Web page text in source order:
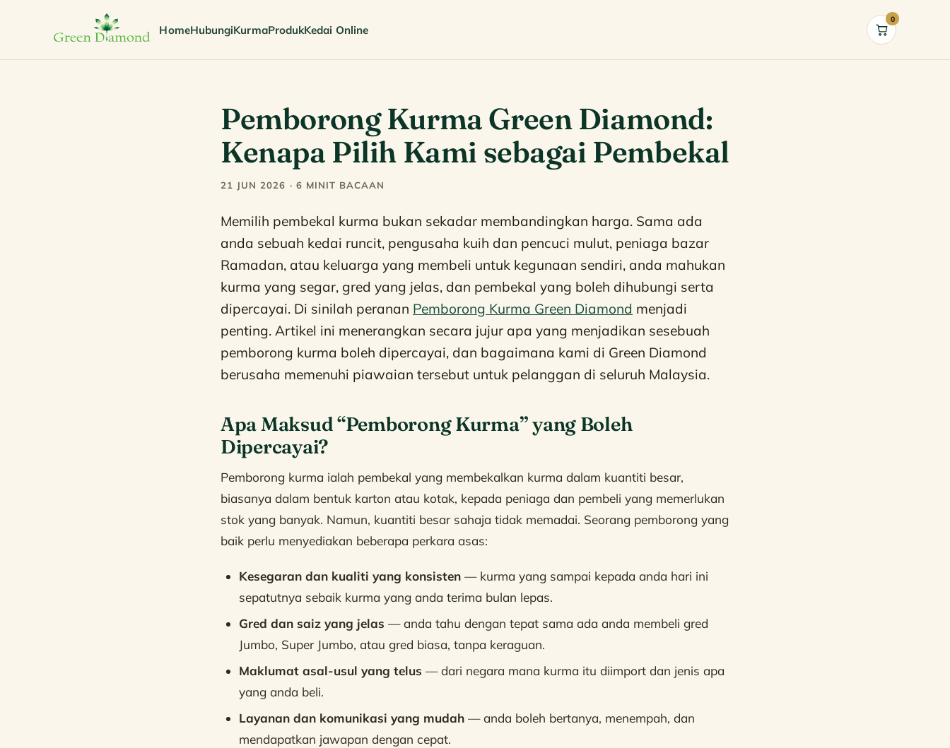
HomeHubungiKurmaProdukKedai Online
Cart
0
Pemborong Kurma Green Diamond:
Kenapa Pilih Kami sebagai Pembekal
21 JUN 2026 · 6 MINIT BACAAN
Memilih pembekal kurma bukan sekadar membandingkan harga. Sama ada
anda sebuah kedai runcit, pengusaha kuih dan pencuci mulut, peniaga bazar
Ramadan, atau keluarga yang membeli untuk kegunaan sendiri, anda mahukan
kurma yang segar, gred yang jelas, dan pembekal yang boleh dihubungi serta
dipercayai. Di sinilah peranan Pemborong Kurma Green Diamond menjadi
penting. Artikel ini menerangkan secara jujur apa yang menjadikan sesebuah
pemborong kurma boleh dipercayai, dan bagaimana kami di Green Diamond
berusaha memenuhi piawaian tersebut untuk pelanggan di seluruh Malaysia.
Apa Maksud “Pemborong Kurma” yang Boleh
Dipercayai?
Pemborong kurma ialah pembekal yang membekalkan kurma dalam kuantiti besar,
biasanya dalam bentuk karton atau kotak, kepada peniaga dan pembeli yang memerlukan
stok yang banyak. Namun, kuantiti besar sahaja tidak memadai. Seorang pemborong yang
baik perlu menyediakan beberapa perkara asas:
Kesegaran dan kualiti yang konsisten— kurma yang sampai kepada anda hari ini
sepatutnya sebaik kurma yang anda terima bulan lepas.
Gred dan saiz yang jelas — anda tahu dengan tepat sama ada anda membeli gred
Jumbo, Super Jumbo, atau gred biasa, tanpa keraguan.
Maklumat asal-usul yang telus — dari negara mana kurma itu diimport dan jenis apa
yang anda beli.
Layanan dan komunikasi yang mudah— anda boleh bertanya, menempah, dan
mendapatkan jawapan dengan cepat.